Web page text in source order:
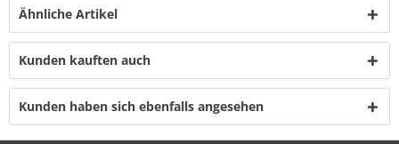
Ähnliche Artikel
Kunden kauften auch
Kunden haben sich ebenfalls angesehen